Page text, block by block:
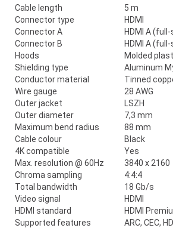
Cable length
5 m
Connector type
HDMI
Connector A
HDMI A
Connector B
HDMI A
Hoods
Molded
Shielding type
Aluminum
Conductor material
Tinned
Wire gauge
28 AWG
Outer jacket
LSZH
Outer diameter
7,3 mm
Maximum bend radius
88 mm
Cable colour
Black
4K compatible
Yes
Max. resolution @ 60Hz
3840 x 2160
Chroma sampling
4:4:4
Total bandwidth
18 Gb/s
Video signal
HDMI
HDMI standard
HDMI
Supported features
ARC, CEC,